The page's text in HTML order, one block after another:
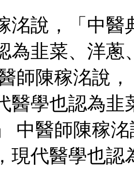
洺說，「中
為韭菜、洋蔥
師陳稼洺說
醫學也認為韭
中醫師陳稼
現代醫學也